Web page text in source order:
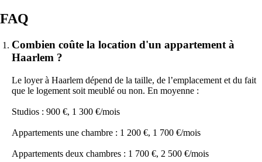
FAQ
Combien coûte la location d'un appartement à
Haarlem ?
Le loyer à Haarlem dépend de la taille, de l’emplacement et du fait
que le logement soit meublé ou non. En moyenne :
Studios : 900 €, 1 300 €/mois
Appartements une chambre : 1 200 €, 1 700 €/mois
Appartements deux chambres : 1 700 €, 2 500 €/mois